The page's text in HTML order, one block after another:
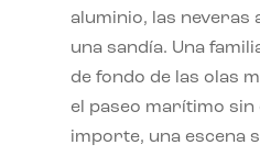
aluminio, las neveras
una sandía. Una
de fondo de las olas
el paseo marítimo sin
importe, una escena